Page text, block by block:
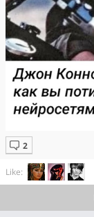
Like: